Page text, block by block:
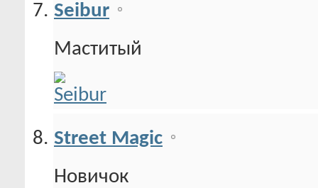
Seibur
Маститый
Street Magic
Новичок